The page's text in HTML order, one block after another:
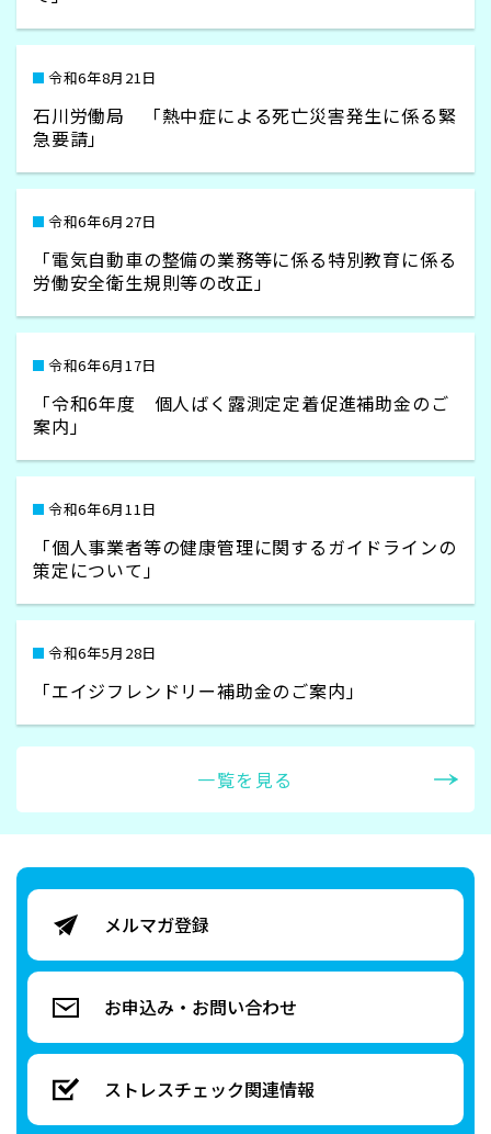
メルマガ登録
お申込み・ お問い合わせ
ストレスチェック関連情報
令和6年8月21日
石川労働局 「熱中症による死亡災害発生に係る緊
急要請」
令和6年6月27日
「電気自動車の整備の業務等に係る特別教育に係る
労働安全衛生規則等の改正」
令和6年6月17日
「令和6年度 個人ばく露測定定着促進補助金のご
案内」
令和6年6月11日
「個人事業者等の健康管理に関するガイドラインの
策定について」
令和6年5月28日
「エイジフレンドリー補助金のご案内」
一覧を見る